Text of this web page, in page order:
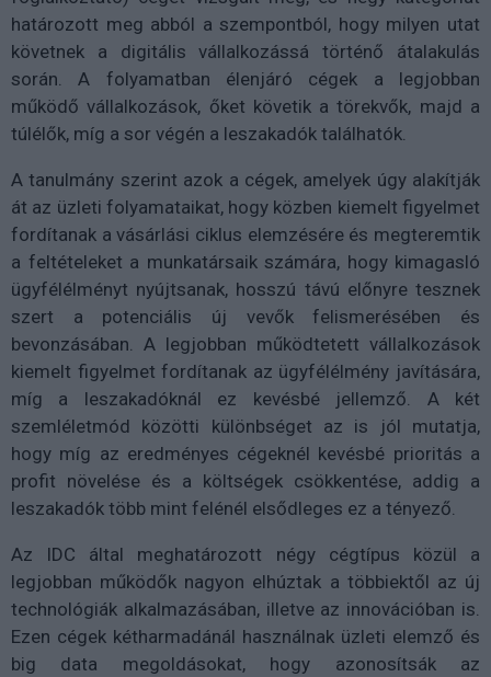
határozott meg abból a szempontból, hogy milyen utat
követnek a digitális vállalkozássá történő átalakulás
során. A folyamatban élenjáró cégek a legjobban
működő vállalkozások, őket követik a törekvők, majd a
túlélők, míg a sor végén a leszakadók találhatók.
A tanulmány szerint azok a cégek, amelyek úgy alakítják
át az üzleti folyamataikat, hogy közben kiemelt figyelmet
fordítanak a vásárlási ciklus elemzésére és megteremtik
a feltételeket a munkatársaik számára, hogy kimagasló
ügyfélélményt nyújtsanak, hosszú távú előnyre tesznek
szert a potenciális új vevők felismerésében és
bevonzásában. A legjobban működtetett vállalkozások
kiemelt figyelmet fordítanak az ügyfélélmény javítására,
míg a leszakadóknál ez kevésbé jellemző. A két
szemléletmód közötti különbséget az is jól mutatja,
hogy míg az eredményes cégeknél kevésbé prioritás a
profit növelése és a költségek csökkentése, addig a
leszakadók több mint felénél elsődleges ez a tényező.
Az IDC által meghatározott négy cégtípus közül a
legjobban működők nagyon elhúztak a többiektől az új
technológiák alkalmazásában, illetve az innovációban is.
Ezen cégek kétharmadánál használnak üzleti elemző és
big data megoldásokat, hogy azonosítsák az